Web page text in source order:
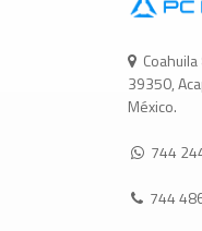
39350,
México.
744
744